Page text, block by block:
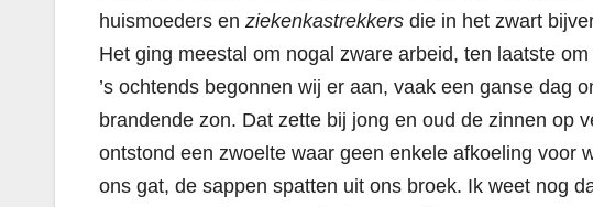
huismoeders en ziekenkastrekkers die in het zwart
Het ging meestal om nogal zware arbeid, ten laatste
’s ochtends begonnen wij er aan, vaak een ganse dag
brandende zon. Dat zette bij jong en oud de zinnen op
ontstond een zwoelte waar geen enkele afkoeling voor
ons gat, de sappen spatten uit ons broek. Ik weet nog